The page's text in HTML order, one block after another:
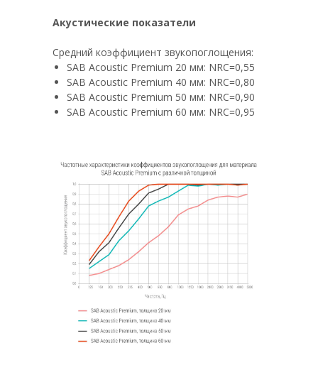
Акустические показатели
Средний коэффициент звукопоглощения:
SAB Acoustic Premium 20 мм: NRC=0,55
SAB Acoustic Premium 40 мм: NRC=0,80
SAB Acoustic Premium 50 мм: NRC=0,90
SAB Acoustic Premium 60 мм: NRC=0,95